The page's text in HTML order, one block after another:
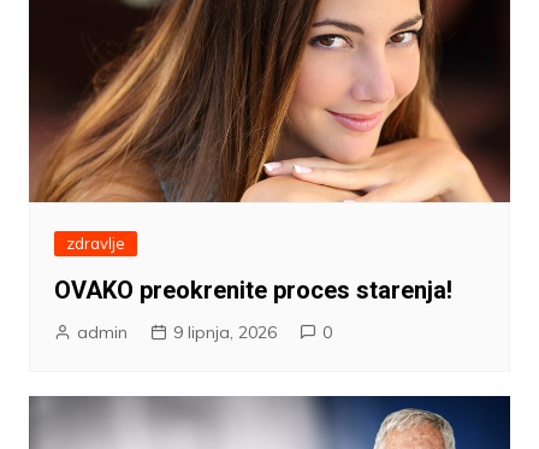
zdravlje
OVAKO preokrenite proces starenja!
admin 9 lipnja, 2026 0